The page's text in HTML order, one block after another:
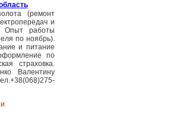
(ремонт
и
Опыт работы
по ноябрь).
и питание
по
страховка.
Валентину